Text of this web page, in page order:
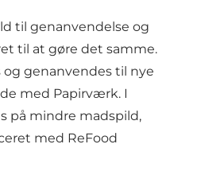
til genanvendelse og
til at gøre det samme.
og genanvendes til nye
med Papirværk. I
på mindre madspild,
med ReFood